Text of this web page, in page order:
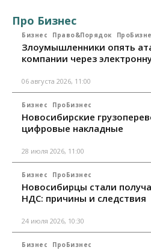
Про Бизнес
Бизнес Право&Порядок
Злоумышленники опять
компании через
06 августа 2026, 11:00
Бизнес ПроБизнес
Новосибирские
цифровые накладные
28 июля 2026, 11:00
Бизнес ПроБизнес
Новосибирцы стали
НДС: причины и следствия
24 июля 2026, 10:30
Бизнес ПроБизнес